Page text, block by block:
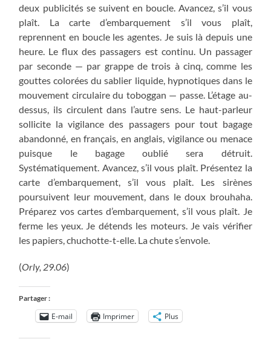
deux publicités se suivent en boucle. Avancez, s’il vous
plaît. La carte d’embarquement s’il vous plaît,
reprennent en boucle les agentes. Je suis là depuis une
heure. Le flux des passagers est continu. Un passager
par seconde — par grappe de trois à cinq, comme les
gouttes colorées du sablier liquide, hypnotiques dans le
mouvement circulaire du toboggan — passe. L’étage au-
dessus, ils circulent dans l’autre sens. Le haut-parleur
sollicite la vigilance des passagers pour tout bagage
abandonné, en français, en anglais, vigilance ou menace
puisque le bagage oublié sera détruit.
Systématiquement. Avancez, s’il vous plaît. Présentez la
carte d’embarquement, s’il vous plaît. Les sirènes
poursuivent leur mouvement, dans le doux brouhaha.
Préparez vos cartes d’embarquement, s’il vous plaît. Je
ferme les yeux. Je détends les moteurs. Je vais vérifier
les papiers, chuchotte-t-elle. La chute s’envole.
(Orly, 29.06)
Partager :
E-mail Imprimer Plus